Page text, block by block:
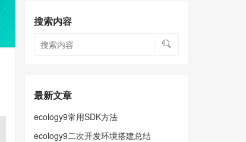
搜索内容
最新文章
ecology9常用SDK方法
ecology9二次开发环境搭建总结